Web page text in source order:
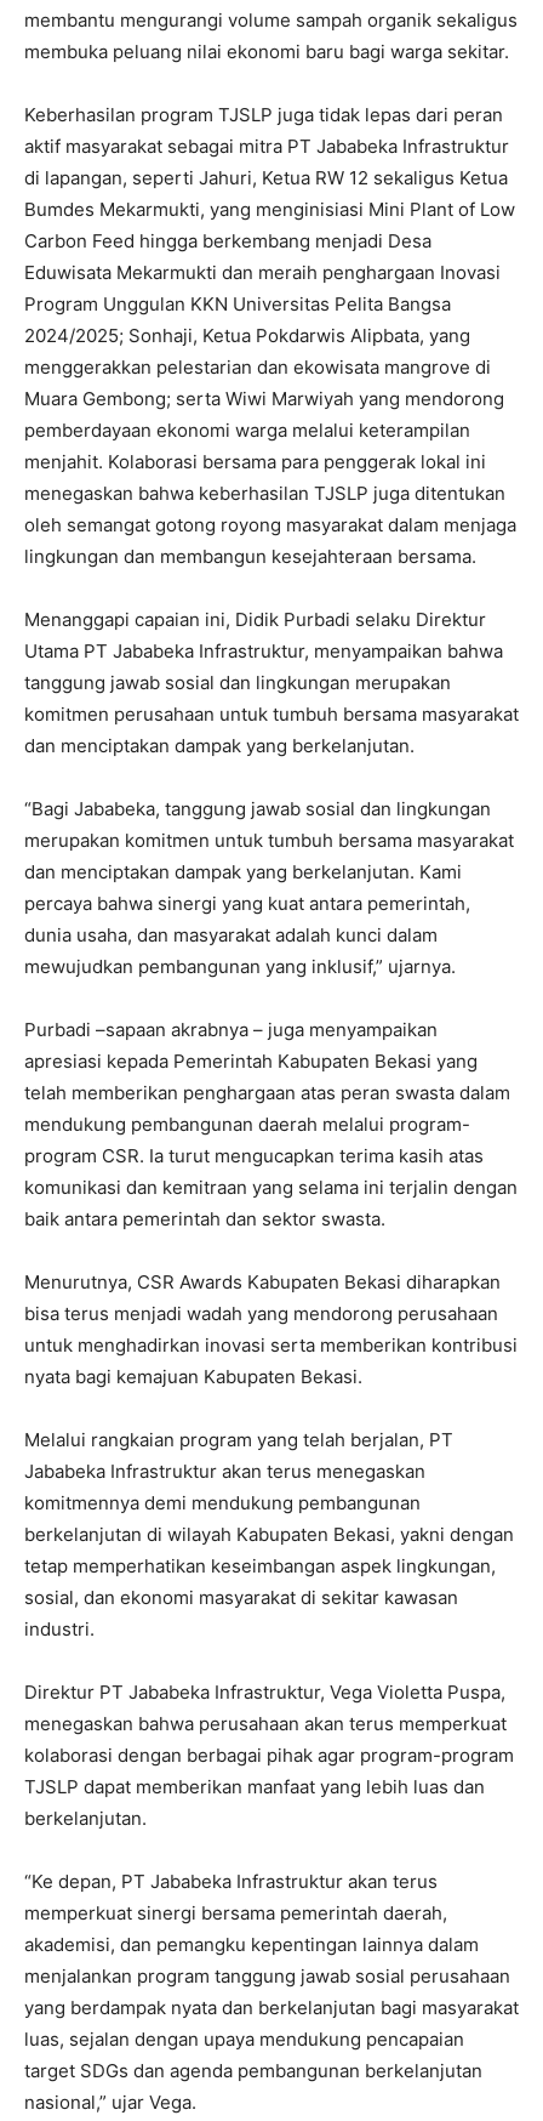
membantu mengurangi volume sampah organik sekaligus
membuka peluang nilai ekonomi baru bagi warga sekitar.
Keberhasilan program TJSLP juga tidak lepas dari peran
aktif masyarakat sebagai mitra PT Jababeka Infrastruktur
di lapangan, seperti Jahuri, Ketua RW 12 sekaligus Ketua
Bumdes Mekarmukti, yang menginisiasi Mini Plant of Low
Carbon Feed hingga berkembang menjadi Desa
Eduwisata Mekarmukti dan meraih penghargaan Inovasi
Program Unggulan KKN Universitas Pelita Bangsa
2024/2025; Sonhaji, Ketua Pokdarwis Alipbata, yang
menggerakkan pelestarian dan ekowisata mangrove di
Muara Gembong; serta Wiwi Marwiyah yang mendorong
pemberdayaan ekonomi warga melalui keterampilan
menjahit. Kolaborasi bersama para penggerak lokal ini
menegaskan bahwa keberhasilan TJSLP juga ditentukan
oleh semangat gotong royong masyarakat dalam menjaga
lingkungan dan membangun kesejahteraan bersama.
Menanggapi capaian ini, Didik Purbadi selaku Direktur
Utama PT Jababeka Infrastruktur, menyampaikan bahwa
tanggung jawab sosial dan lingkungan merupakan
komitmen perusahaan untuk tumbuh bersama masyarakat
dan menciptakan dampak yang berkelanjutan.
“Bagi Jababeka, tanggung jawab sosial dan lingkungan
merupakan komitmen untuk tumbuh bersama masyarakat
dan menciptakan dampak yang berkelanjutan. Kami
percaya bahwa sinergi yang kuat antara pemerintah,
dunia usaha, dan masyarakat adalah kunci dalam
mewujudkan pembangunan yang inklusif,” ujarnya.
Purbadi –sapaan akrabnya – juga menyampaikan
apresiasi kepada Pemerintah Kabupaten Bekasi yang
telah memberikan penghargaan atas peran swasta dalam
mendukung pembangunan daerah melalui program-
program CSR. Ia turut mengucapkan terima kasih atas
komunikasi dan kemitraan yang selama ini terjalin dengan
baik antara pemerintah dan sektor swasta.
Menurutnya, CSR Awards Kabupaten Bekasi diharapkan
bisa terus menjadi wadah yang mendorong perusahaan
untuk menghadirkan inovasi serta memberikan kontribusi
nyata bagi kemajuan Kabupaten Bekasi.
Melalui rangkaian program yang telah berjalan, PT
Jababeka Infrastruktur akan terus menegaskan
komitmennya demi mendukung pembangunan
berkelanjutan di wilayah Kabupaten Bekasi, yakni dengan
tetap memperhatikan keseimbangan aspek lingkungan,
sosial, dan ekonomi masyarakat di sekitar kawasan
industri.
Direktur PT Jababeka Infrastruktur, Vega Violetta Puspa,
menegaskan bahwa perusahaan akan terus memperkuat
kolaborasi dengan berbagai pihak agar program-program
TJSLP dapat memberikan manfaat yang lebih luas dan
berkelanjutan.
“Ke depan, PT Jababeka Infrastruktur akan terus
memperkuat sinergi bersama pemerintah daerah,
akademisi, dan pemangku kepentingan lainnya dalam
menjalankan program tanggung jawab sosial perusahaan
yang berdampak nyata dan berkelanjutan bagi masyarakat
luas, sejalan dengan upaya mendukung pencapaian
target SDGs dan agenda pembangunan berkelanjutan
nasional,” ujar Vega.